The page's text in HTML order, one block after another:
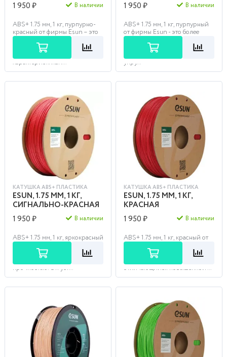
1 950 ₽
В наличии
ABS+ 1.75 мм, 1 кг, пурпурно-
красный от фирмы Esun – это
высокопрочный
модифицированный ABS с
улучшенными
характеристикам...
1 950 ₽
В наличии
ABS+ 1.75 мм, 1 кг, пурпурный
от фирмы Esun - это более
плотный модифицированный
пластик типа ABS,
отличающийся повышенной
упру...
КАТУШКА ABS+ ПЛАСТИКА
ESUN, 1.75 ММ, 1 КГ,
СИГНАЛЬНО-КРАСНАЯ
1 950 ₽
В наличии
ABS+ 1.75 мм, 1 кг, яркокрасный
от фирмы Esun – это
модифицированный пластик с
повышенной упругостью и
прочностью. Он уст...
КАТУШКА ABS+ ПЛАСТИКА
ESUN, 1.75 ММ, 1 КГ,
КРАСНАЯ
1 950 ₽
В наличии
ABS+ 1.75 мм, 1 кг, красный от
фирмы Esun – это более
плотный модифицированный
пластик типа ABS,
отличающийся повышенной ...